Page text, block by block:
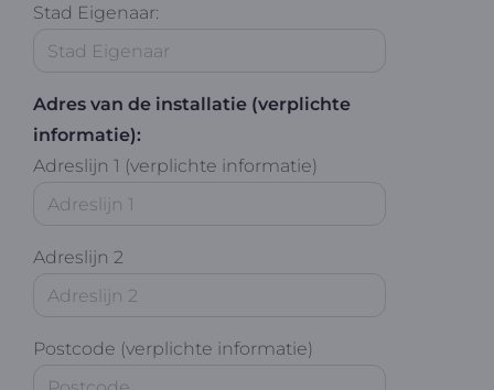
Stad Eigenaar:
Adres van de installatie (verplichte
informatie):
Adreslijn 1 (verplichte informatie)
Adreslijn 2
Postcode (verplichte informatie)